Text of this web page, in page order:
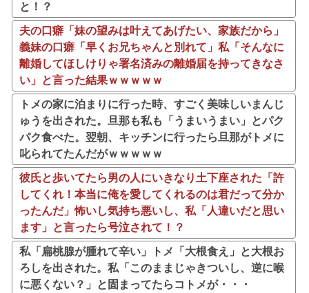
と！？
夫の口癖「妹の望みは叶えてあげたい、家族だから」
義妹の口癖「早くお兄ちゃんと別れて」私「そんなに
離婚してほしけりゃ署名済みの離婚届を持ってきなさ
い」と言った結果ｗｗｗｗｗ
トメの家に泊まりに行った時、すごく美味しいまんじ
ゅうを出された。旦那も私も「うまいうまい」とパク
パク食べた。翌朝、キッチンに行ったら旦那がトメに
叱られてたんだがｗｗｗｗｗ
彼氏と歩いてたら男の人にいきなり土下座された「許
してくれ！本当に俺を愛してくれるのは君だって分か
ったんだ」怖いし気持ち悪いし、私「人違いだと思い
ます」と言ったら号泣されて！？
私「扁桃腺が腫れて辛い」トメ「大根食え」と大根お
ろしを出された。私「このままじゃきついし、逆に喉
に悪くない？」と固まってたらコトメが・・・